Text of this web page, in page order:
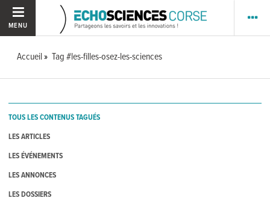
MENU
Accueil Tag #les-filles-osez-les-sciences
TOUS LES CONTENUS TAGUÉS
LES ARTICLES
LES ÉVÉNEMENTS
LES ANNONCES
LES DOSSIERS